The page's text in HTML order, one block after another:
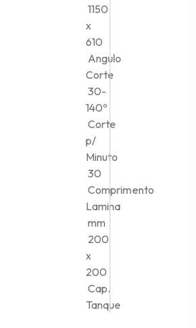
1150
x
610
Angulo
Corte
30-
140º
Corte
p/
Minuto
30
Comprimento
Lamina
mm
200
x
200
Cap.
Tanque